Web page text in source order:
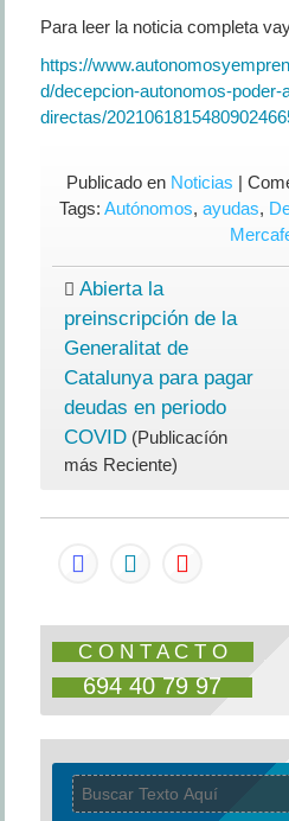
Para leer la noticia completa
https://
d/decepcion-autonomos-poder-
directas/
Publicado en Noticias |
Tags: Autónomos, ayudas,
Abierta la
preinscripción de la
Generalitat de
Catalunya para pagar
deudas en periodo
COVID(Publicacíón
más Reciente)
C O N T A C T O
694 40 79 97